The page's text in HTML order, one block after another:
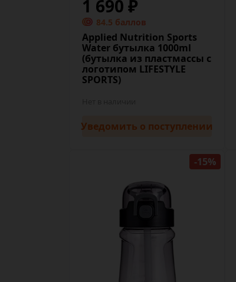
1 690 ₽
84.5 баллов
Applied Nutrition Sports
Water бутылка 1000ml
(бутылка из пластмассы с
логотипом LIFESTYLE
SPORTS)
Уведомить о поступлении
-15%